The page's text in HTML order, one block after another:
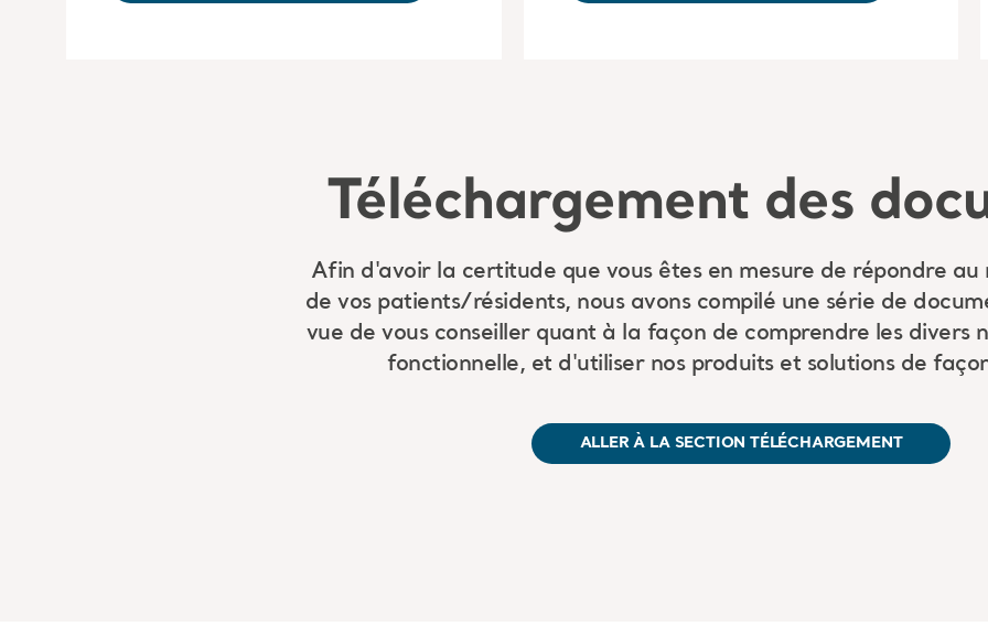
Téléchargement des
Afin d'avoir la certitude que vous êtes en mesure de répondre au
de vos patients/résidents, nous avons compilé une série de
vue de vous conseiller quant à la façon de comprendre les divers
fonctionnelle, et d'utiliser nos produits et solutions de
ALLER À LA SECTION TÉLÉCHARGEMENT